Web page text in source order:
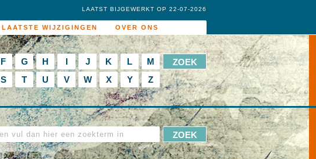
LAATSTE WIJZIGINGEN OVER ONS
LAATST BIJGEWERKT OP 22-07-2026
F G H I J K L
M
S T U V W X Y Z